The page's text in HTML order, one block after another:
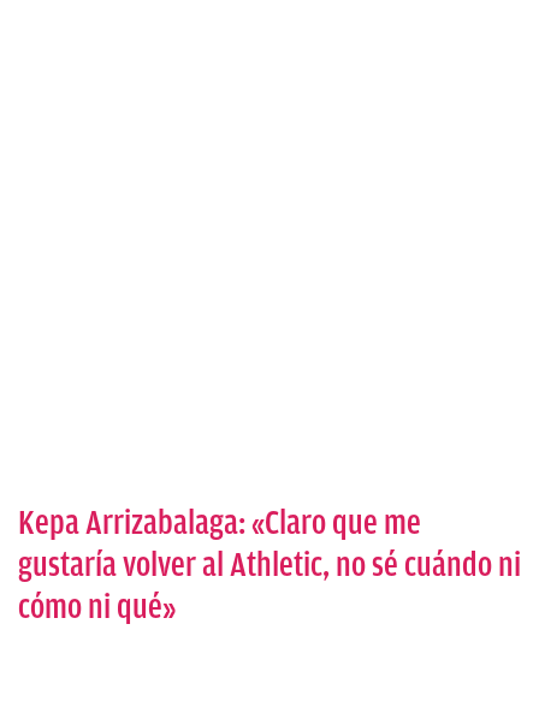
Kepa Arrizabalaga: «Claro que me
gustaría volver al Athletic, no sé cuándo ni
cómo ni qué»